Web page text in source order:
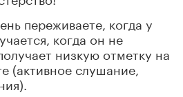
переживаете, когда у
когда он не
низкую отметку на
(активное слушание,